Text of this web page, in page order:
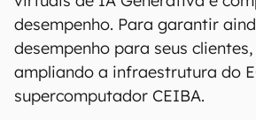
desempenho. Para garantir
desempenho para seus
ampliando a infraestrutura do
supercomputador CEIBA.